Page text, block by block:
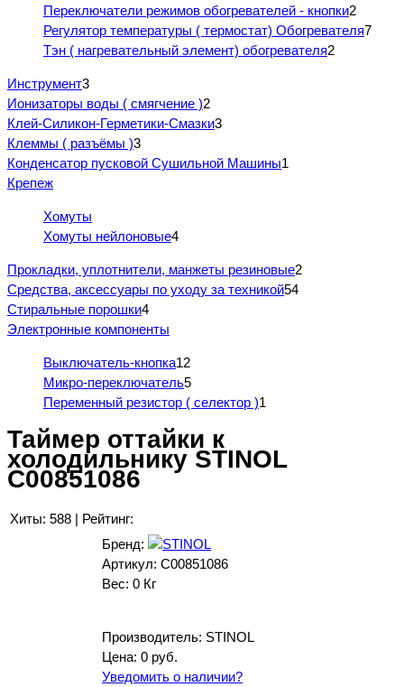
Переключатели режимов обогревателей - кнопки2
Регулятор температуры ( термостат) Обогревателя7
Тэн ( нагревательный элемент) обогревателя2
Инструмент3
Ионизаторы воды ( смягчение )2
Клей-Силикон-Герметики-Смазки3
Клеммы ( разъёмы )3
Конденсатор пусковой Сушильной Машины1
Крепеж
Хомуты
Хомуты нейлоновые4
Прокладки, уплотнители, манжеты резиновые2
Средства, аксессуары по уходу за техникой54
Стиральные порошки4
Электронные компоненты
Выключатель-кнопка12
Микро-переключатель5
Переменный резистор ( селектор )1
Таймер оттайки к
холодильнику STINOL
C00851086
Хиты: 588 | Рейтинг:
Бренд:
Артикул: C00851086
Вес: 0 Кг
Производитель: STINOL
Цена: 0 руб.
Уведомить о наличии?